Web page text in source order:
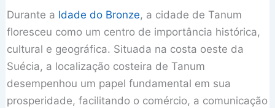
Durante a Idade do Bronze, a cidade de Tanum
floresceu como um centro de importância histórica,
cultural e geográfica. Situada na costa oeste da
Suécia, a localização costeira de Tanum
desempenhou um papel fundamental em sua
prosperidade, facilitando o comércio, a comunicação